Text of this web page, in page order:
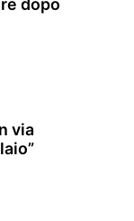
via